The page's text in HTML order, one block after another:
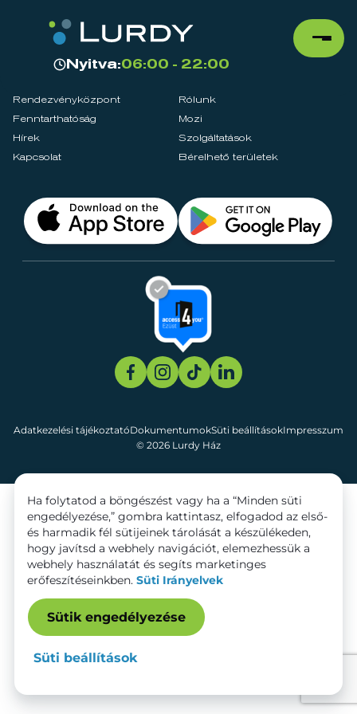
Nyitva:06:00 - 22:00
Rendezvényközpont
Rólunk
Fenntarthatóság
Mozi
Hírek
Szolgáltatások
Kapcsolat
Bérelhető területek
© 2026 Lurdy Ház
Adatkezelési tájékoztatóDokumentumokSüti beállításokImpresszum
Ha folytatod a böngészést vagy ha a “Minden süti
engedélyezése,” gombra kattintasz, elfogadod az első-
és harmadik fél sütijeinek tárolását a készülékeden,
hogy javítsd a webhely navigációt, elemezhessük a
webhely használatát és segíts marketinges
erőfeszítéseinkben. Süti Irányelvek
Sütik engedélyezése
Süti beállítások